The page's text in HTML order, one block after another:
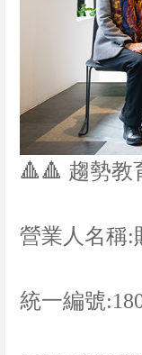
🔺🔺 趨勢教
營業人名稱:
統一編號